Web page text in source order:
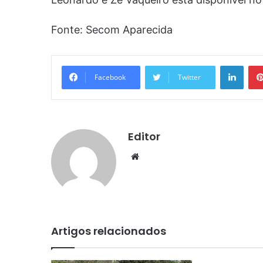
Fonte: Secom Aparecida
Facebook Twitter
Editor
Website
Artigos relacionados